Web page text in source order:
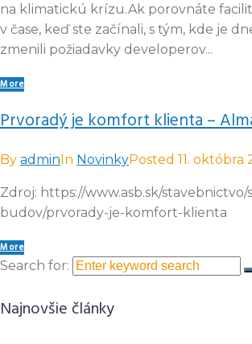
na klimatickú krízu.Ak porovnáte
v čase, keď ste začínali, s tým, kde je
zmenili požiadavky developerov...
More
Prvoradý je komfort klienta –
By admin In NovinkyPosted 11. októbra
Zdroj: https://www.asb.sk/stavebnictvo/
budov/prvorady-je-komfort-klienta
More
Search for:
Najnovšie články